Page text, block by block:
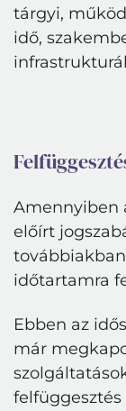
tárgyi,
idő,
Amennyiben
előírt
továbbiakban
időtartamra
Ebben az
már